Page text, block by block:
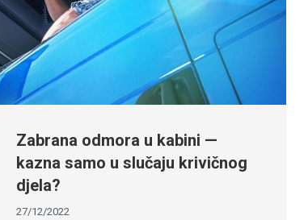
Zabrana odmora u kabini —
kazna samo u slučaju krivičnog
djela?
27/12/2022